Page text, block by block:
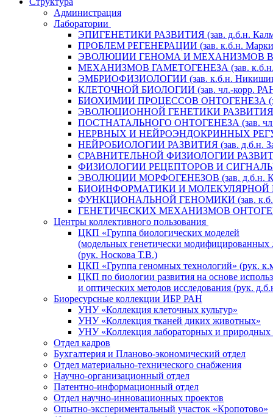
Администрация
Лаборатории
ЭПИГЕНЕТИКИ РАЗВИТИЯ (зав. д.б.н.
ПРОБЛЕМ РЕГЕНЕРАЦИИ (зав. к.б.н.
ЭВОЛЮЦИИ ГЕНОМА И МЕХАНИЗМОВ
МЕХАНИЗМОВ ГАМЕТОГЕНЕЗА (зав.
ЭМБРИОФИЗИОЛОГИИ (зав. к.б.н.
КЛЕТОЧНОЙ БИОЛОГИИ (зав. чл.-корр. РАН
БИОХИМИИ ПРОЦЕССОВ ОНТОГЕНЕЗА
ЭВОЛЮЦИОННОЙ ГЕНЕТИКИ РАЗВИТИЯ
ПОСТНАТАЛЬНОГО ОНТОГЕНЕЗА (зав. чл.-
НЕРВНЫХ И НЕЙРОЭНДОКРИННЫХ
НЕЙРОБИОЛОГИИ РАЗВИТИЯ (зав. д.б.н.
СРАВНИТЕЛЬНОЙ ФИЗИОЛОГИИ РАЗВИТИЯ
ФИЗИОЛОГИИ РЕЦЕПТОРОВ И
ЭВОЛЮЦИИ МОРФОГЕНЕЗОВ (зав. д.б.н.
БИОИНФОРМАТИКИ И МОЛЕКУЛЯРНОЙ
ФУНКЦИОНАЛЬНОЙ ГЕНОМИКИ (зав.
ГЕНЕТИЧЕСКИХ МЕХАНИЗМОВ
Центры коллективного пользования
ЦКП «Группа биологических моделей
(модельных генетически
(рук. Носкова Т.В.)
ЦКП «Группа геномных технологий» (рук.
ЦКП по биологии развития на основе
и оптических методов исследования (рук.
Биоресурсные коллекции ИБР РАН
УНУ «Коллекция клеточных культур»
УНУ «Коллекция тканей диких животных»
УНУ «Коллекция лабораторных и природных
Отдел кадров
Бухгалтерия и Планово-экономический отдел
Отдел материально-технического снабжения
Научно-организационный отдел
Патентно-информационный отдел
Отдел научно-инновационных проектов
Опытно-экспериментальный участок «Кропотово»